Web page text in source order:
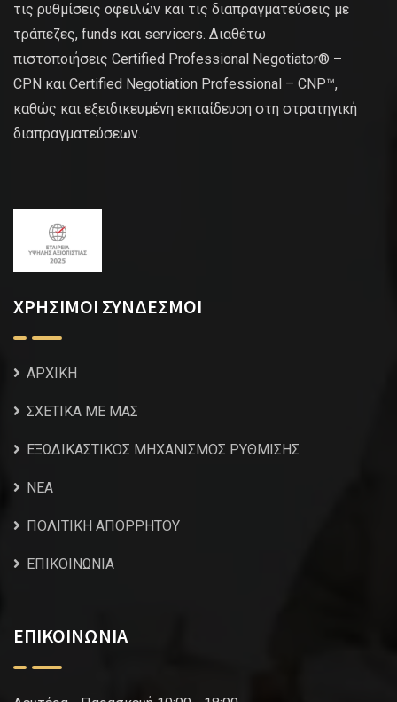
τις ρυθμίσεις οφειλών και τις διαπραγματεύσεις με
τράπεζες, funds και servicers. Διαθέτω
πιστοποιήσεις Certified Professional Negotiator® –
CPN και Certified Negotiation Professional – CNP™,
καθώς και εξειδικευμένη εκπαίδευση στη στρατηγική
διαπραγματεύσεων.
ΧΡΗΣΙΜΟΙ ΣΥΝΔΕΣΜΟΙ
ΑΡΧΙΚΗ
ΣΧΕΤΙΚΑ ΜΕ ΜΑΣ
ΕΞΩΔΙΚΑΣΤΙΚΟΣ ΜΗΧΑΝΙΣΜΟΣ ΡΥΘΜΙΣΗΣ
NEA
ΠΟΛΙΤΙΚΗ ΑΠΟΡΡΗΤΟΥ
ΕΠΙΚΟΙΝΩΝΙΑ
ΕΠΙΚΟΙΝΩΝΙΑ